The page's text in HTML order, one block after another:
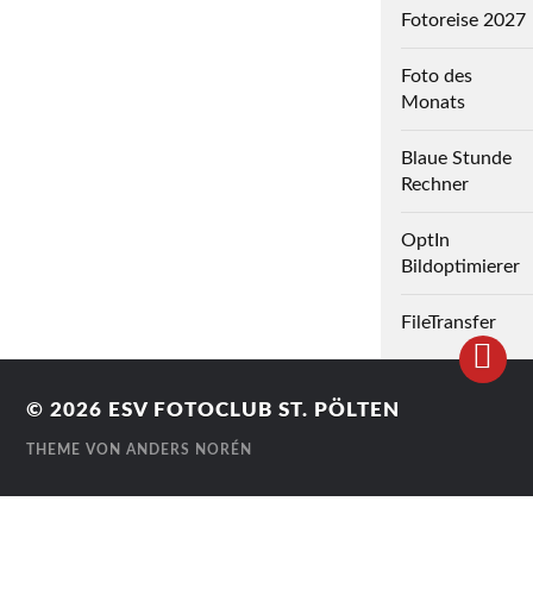
Fotoreise 2027
Foto des
Monats
Blaue Stunde
Rechner
OptIn
Bildoptimierer
FileTransfer
© 2026 ESV FOTOCLUB ST. PÖLTEN
THEME VONANDERS NORÉN